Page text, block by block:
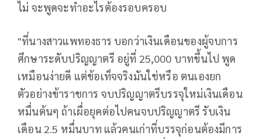
ไม่ จะพูดจะทำอะไรต้องรอบครอบ
"ที่นางสาวแพทองธาร บอกว่าเงินเดือนของผู้จบการ
ศึกษาระดับปริญญาตรี อยู่ที่ 25,000 บาทขึ้นไป พูด
เหมือนง่ายดี แต่ข้อเท็จจริงมันใช่หรือ ตนเองยก
ตัวอย่างข้าราชการ จบปริญญาตรีบรรจุใหม่เงินเดือน
หมื่นต้นๆ ถ้าเผื่อยุคต่อไปคนจบปริญญาตรี รับเงิน
เดือน 2.5 หมื่นบาท แล้วคนเก่าที่บรรจุก่อนต้องมีการ